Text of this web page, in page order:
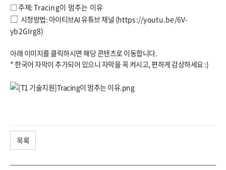
□ 주제:Tracing이 멈추는 이유
□ 시청방법: 아이티브AI 유튜브 채널 (https://youtu.be/6V-
yb2GIrg8)
아래 이미지를 클릭하시면 해당 콘텐츠로 이동합니다.
* 한국어 자막이 추가되어 있으니 자막을 꼭 켜시고, 편하게 감상하세요 :)
목록